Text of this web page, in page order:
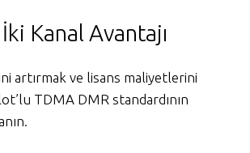
Kanal Avantajı
artırmak ve lisans maliyetlerini
TDMA DMR standardının